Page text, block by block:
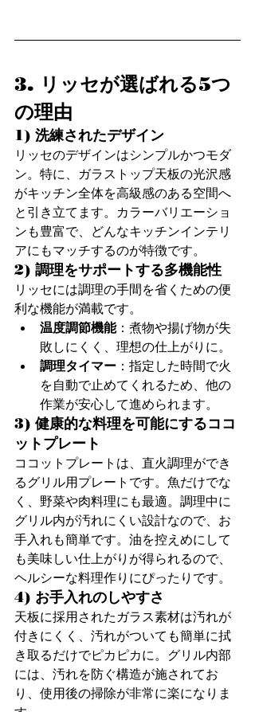
3. リッセが選ばれる5つ
の理由
1) 洗練されたデザイン
リッセのデザインはシンプルかつモダ
ン。特に、ガラストップ天板の光沢感
がキッチン全体を高級感のある空間へ
と引き立てます。カラーバリエーショ
ンも豊富で、どんなキッチンインテリ
アにもマッチするのが特徴です。
2) 調理をサポートする多機能性
リッセには調理の手間を省くための便
利な機能が満載です。
温度調節機能：煮物や揚げ物が失
敗しにくく、理想の仕上がりに。
調理タイマー ：指定した時間で火
を自動で止めてくれるため、他の
作業が安心して進められます。
3) 健康的な料理を可能にするココ
ットプレート
ココットプレートは、直火調理ができ
るグリル用プレートです。魚だけでな
く、野菜や肉料理にも最適。調理中に
グリル内が汚れにくい設計なので、お
手入れも簡単です。油を控えめにして
も美味しい仕上がりが得られるので、
ヘルシーな料理作りにぴったりです。
4) お手入れのしやすさ
天板に採用されたガラス素材は汚れが
付きにくく、汚れがついても簡単に拭
き取るだけでピカピカに。グリル内部
には、汚れを防ぐ構造が施されてお
り、使用後の掃除が非常に楽になりま